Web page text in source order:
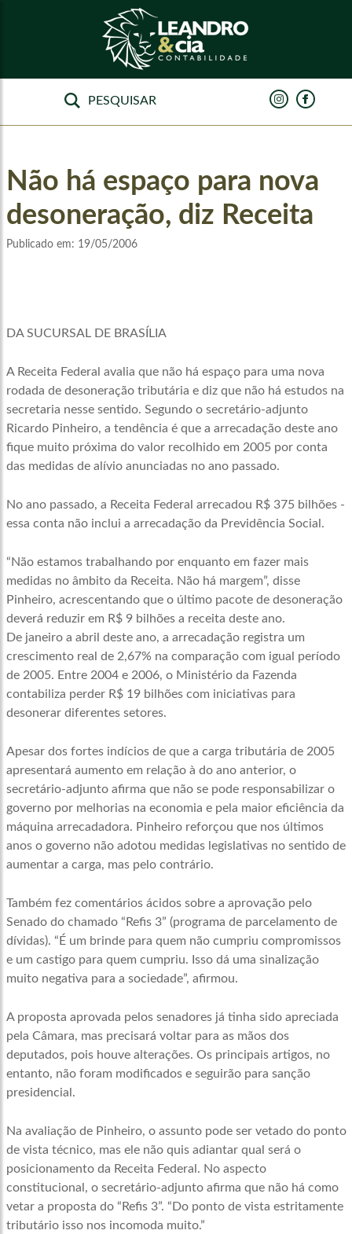
Não há espaço para nova
desoneração, diz Receita
Publicado em: 19/05/2006
DA SUCURSAL DE BRASÍLIA
A Receita Federal avalia que não há espaço para uma nova
rodada de desoneração tributária e diz que não há estudos na
secretaria nesse sentido. Segundo o secretário-adjunto
Ricardo Pinheiro, a tendência é que a arrecadação deste ano
fique muito próxima do valor recolhido em 2005 por conta
das medidas de alívio anunciadas no ano passado.
No ano passado, a Receita Federal arrecadou R$ 375 bilhões -
essa conta não inclui a arrecadação da Previdência Social.
“Não estamos trabalhando por enquanto em fazer mais
medidas no âmbito da Receita. Não há margem”, disse
Pinheiro, acrescentando que o último pacote de desoneração
deverá reduzir em R$ 9 bilhões a receita deste ano.
De janeiro a abril deste ano, a arrecadação registra um
crescimento real de 2,67% na comparação com igual período
de 2005. Entre 2004 e 2006, o Ministério da Fazenda
contabiliza perder R$ 19 bilhões com iniciativas para
desonerar diferentes setores.
Apesar dos fortes indícios de que a carga tributária de 2005
apresentará aumento em relação à do ano anterior, o
secretário-adjunto afirma que não se pode responsabilizar o
governo por melhorias na economia e pela maior eficiência da
máquina arrecadadora. Pinheiro reforçou que nos últimos
anos o governo não adotou medidas legislativas no sentido de
aumentar a carga, mas pelo contrário.
Também fez comentários ácidos sobre a aprovação pelo
Senado do chamado “Refis 3” (programa de parcelamento de
dívidas). “É um brinde para quem não cumpriu compromissos
e um castigo para quem cumpriu. Isso dá uma sinalização
muito negativa para a sociedade”, afirmou.
A proposta aprovada pelos senadores já tinha sido apreciada
pela Câmara, mas precisará voltar para as mãos dos
deputados, pois houve alterações. Os principais artigos, no
entanto, não foram modificados e seguirão para sanção
presidencial.
Na avaliação de Pinheiro, o assunto pode ser vetado do ponto
de vista técnico, mas ele não quis adiantar qual será o
posicionamento da Receita Federal. No aspecto
constitucional, o secretário-adjunto afirma que não há como
vetar a proposta do “Refis 3”. “Do ponto de vista estritamente
tributário isso nos incomoda muito.”